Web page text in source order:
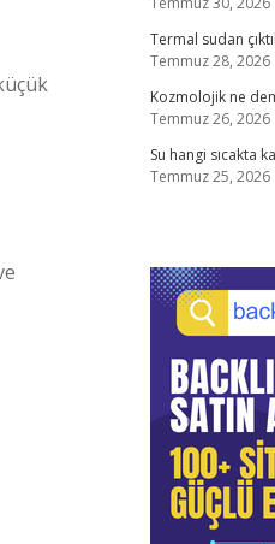
Termal sudan
Temmuz 28, 2026
Kozmolojik ne
Temmuz 26, 2026
Su hangi sıcakta
Temmuz 25, 2026